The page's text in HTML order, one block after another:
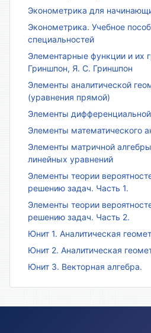
Эконометрика для
Эконометрика. Учебное
специальностей
Элементарные функции и их
Гриншпон, Я. С. Гриншпон
Элементы аналитической
(уравнения прямой)
Элементы
Элементы математического
Элементы матричной
линейных уравнений
Элементы теории
решению задач. Часть 1.
Элементы теории
решению задач. Часть 2.
Юнит 1. Аналитическая
Юнит 2. Аналитическая
Юнит 3. Векторная алгебра.